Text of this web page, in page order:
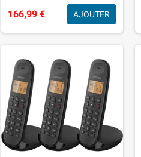
166,99 € AJOUTER